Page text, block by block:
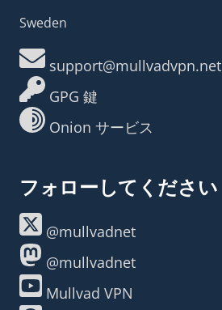
Sweden
support@mullvadvpn.net
GPG 鍵
Onion サービス
フォローしてください
@mullvadnet
@mullvadnet
Mullvad VPN